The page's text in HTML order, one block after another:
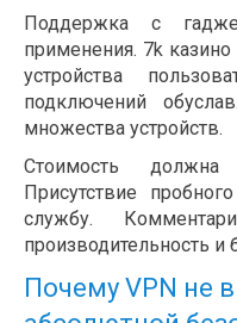
Поддержка с
применения. 7k
устройства
подключений
множества устройств.
Стоимость должна
Присутствие
службу.
производительность и
Почему VPN не